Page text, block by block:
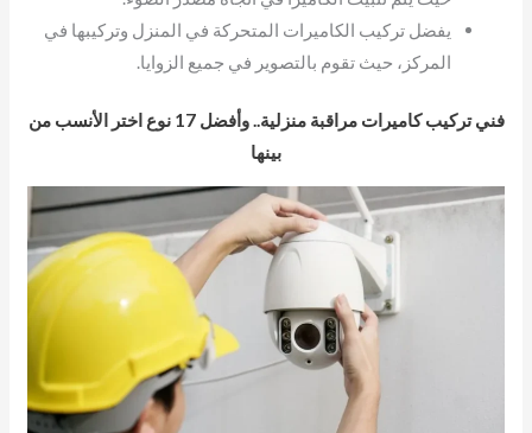
يفضل تركيب الكاميرات المتحركة في المنزل وتركيبها في
المركز، حيث تقوم بالتصوير في جميع الزوايا.
فني تركيب كاميرات مراقبة منزلية.. وأفضل 17 نوع اختر الأنسب من
بينها